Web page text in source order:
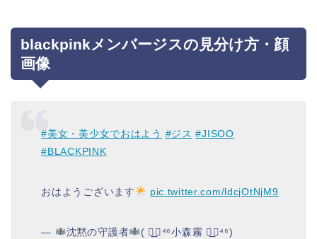
blackpinkメンバージスの見分け方・顔
画像
#美女・美少女でおはよう #ジス #JISOO
#BLACKPINK
おはようございます pic.twitter.com/ldcjOtNjM9
— 沈黙の守護者
( ◢͟￨⁴⁶小森霧 ◢͟￨⁴⁶)